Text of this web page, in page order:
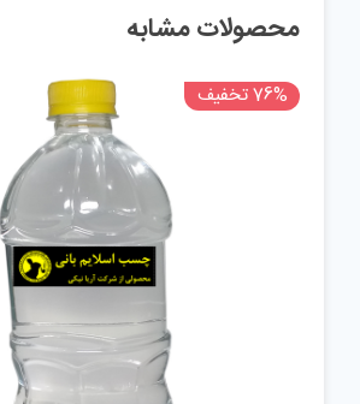
محصولات مشابه
76% تخفیف